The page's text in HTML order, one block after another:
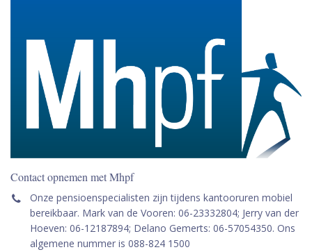
Contact opnemen met Mhpf
Onze pensioenspecialisten zijn tijdens kantooruren mobiel
bereikbaar. Mark van de Vooren: 06-23332804; Jerry van der
Hoeven: 06-12187894; Delano Gemerts: 06-57054350. Ons
algemene nummer is 088-824 1500